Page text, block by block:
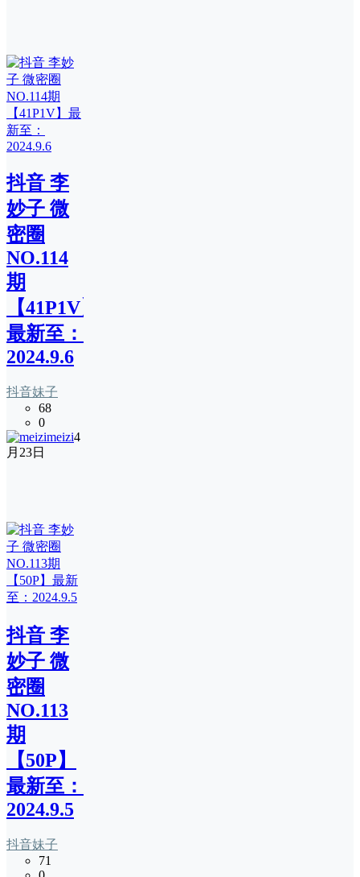
抖音 李
妙子 微
密圈
NO.114
期
【41P1V】
最新至：
2024.9.6
抖音妹子
68
0
meizi4
月23日
抖音 李
妙子 微
密圈
NO.113
期
【50P】
最新至：
2024.9.5
抖音妹子
71